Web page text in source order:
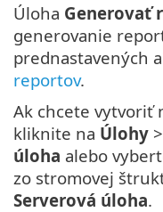
Úloha Generovať
generovanie
prednastavených
reportov.
Ak chcete vytvoriť
kliknite na Úlohy >
úloha alebo
zo stromovej
Serverová úloha.